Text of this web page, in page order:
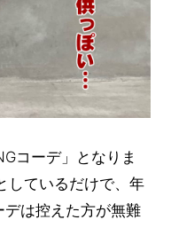
コーデ」となりま
しているだけで、年
は控えた方が無難